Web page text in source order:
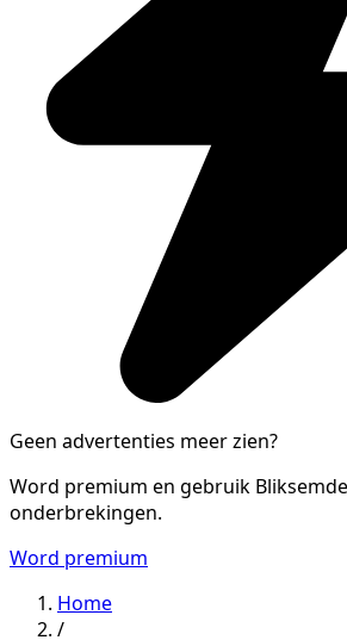
Geen advertenties meer zien?
Word premium en gebruik
onderbrekingen.
Word premium
Home
/